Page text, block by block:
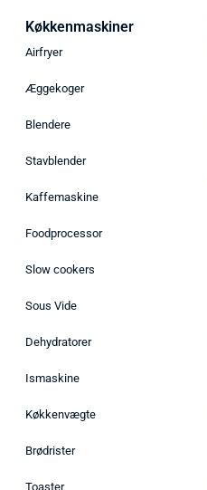
Køkkenmaskiner
Airfryer
Æggekoger
Blendere
Stavblender
Kaffemaskine
Foodprocessor
Slow cookers
Sous Vide
Dehydratorer
Ismaskine
Køkkenvægte
Brødrister
Toaster